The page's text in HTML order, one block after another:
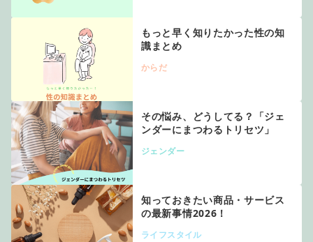
もっと早く知りたかった性の知
識まとめ
からだ
その悩み、どうしてる？「ジェ
ンダーにまつわるトリセツ」
ジェンダー
知っておきたい商品・サービス
の最新事情2026！
ライフスタイル